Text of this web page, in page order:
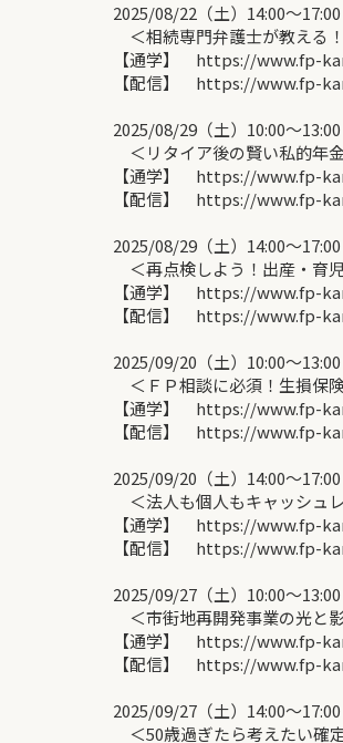
2025/08/22（土）14:00〜17:00
＜相続専門弁護士が教える
【通学】 https://www.fp-
【配信】 https://www.fp-
2025/08/29（土）10:00〜13:00
＜リタイア後の賢い私的年
【通学】 https://www.fp-
【配信】 https://www.fp-
2025/08/29（土）14:00〜17:00
＜再点検しよう！出産・育
【通学】 https://www.fp-
【配信】 https://www.fp-
2025/09/20（土）10:00〜13:00
＜ＦＰ相談に必須！生損保
【通学】 https://www.fp-
【配信】 https://www.fp-
2025/09/20（土）14:00〜17:00
＜法人も個人もキャッシュ
【通学】 https://www.fp-
【配信】 https://www.fp-
2025/09/27（土）10:00〜13:00
＜市街地再開発事業の光と
【通学】 https://www.fp-
【配信】 https://www.fp-
2025/09/27（土）14:00〜17:00
＜50歳過ぎたら考えたい確